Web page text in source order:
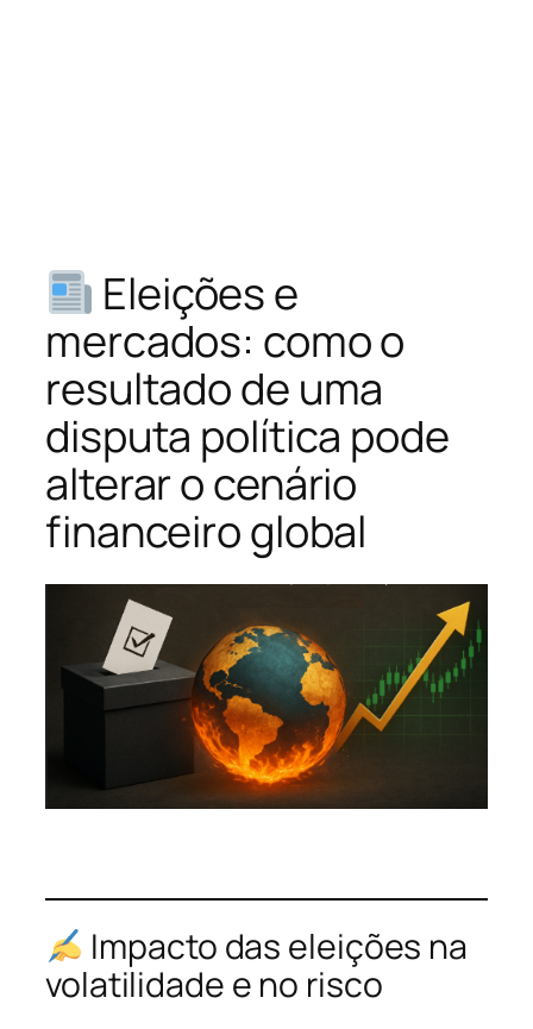
Eleições e
mercados: como o
resultado de uma
disputa política pode
alterar o cenário
financeiro global
Impacto das eleições na
volatilidade e no risco